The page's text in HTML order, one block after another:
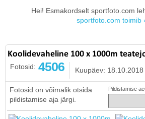
Hei! Esmakordselt sportfoto.com
sportfoto.com toimib
Koolidevaheline 100 x 1000m
Fotosid: 4506 Kuupäev: 18.10.2018
Fotosid on võimalik otsida
pildistamise aja järgi.
Pildistamise